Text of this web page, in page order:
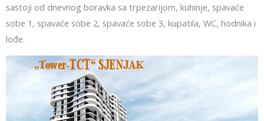
sastoji od dnevnog boravka sa trpezarijom, kuhinje, spavaće
sobe 1, spavaće sobe 2, spavaće sobe 3, kupatila, WC, hodnika i
lođe.